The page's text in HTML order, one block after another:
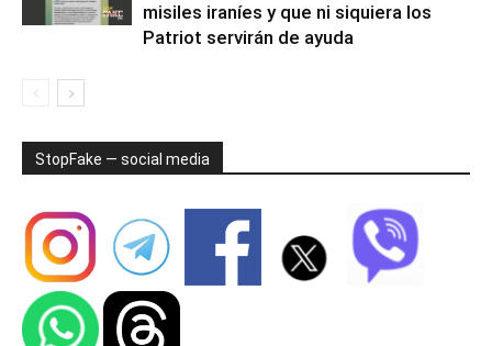
misiles iraníes y que ni siquiera los
Patriot servirán de ayuda
StopFake — social media